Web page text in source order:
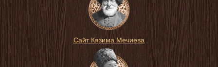
Сайт Кязима Мечиева